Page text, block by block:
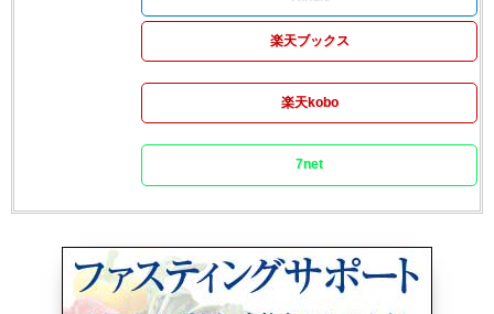
楽天ブックス
楽天kobo
7net